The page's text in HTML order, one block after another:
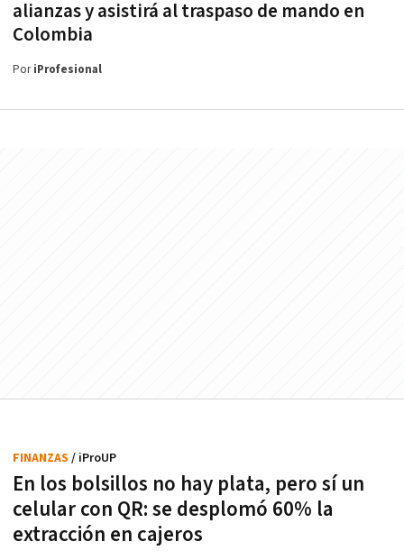
alianzas y asistirá al traspaso de mando en
Colombia
PoriProfesional
En los bolsillos no hay plata, pero sí un
celular con QR: se desplomó 60% la
extracción en cajeros
FINANZAS / iProUP